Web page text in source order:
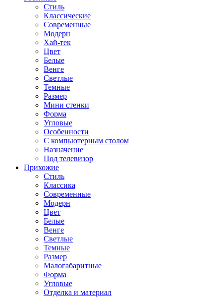
Стиль
Классические
Современные
Модерн
Хай-тек
Цвет
Белые
Венге
Светлые
Темные
Размер
Мини стенки
Форма
Угловые
Особенности
С компьютерным столом
Назначение
Под телевизор
Прихожие
Стиль
Классика
Современные
Модерн
Цвет
Белые
Венге
Светлые
Темные
Размер
Малогабаритные
Форма
Угловые
Отделка и материал